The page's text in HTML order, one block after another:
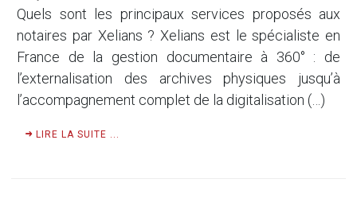
Quels sont les principaux services proposés aux
notaires par Xelians ? Xelians est le spécialiste en
France de la gestion documentaire à 360° : de
l’externalisation des archives physiques jusqu’à
l’accompagnement complet de la digitalisation (…)
LIRE LA SUITE ...